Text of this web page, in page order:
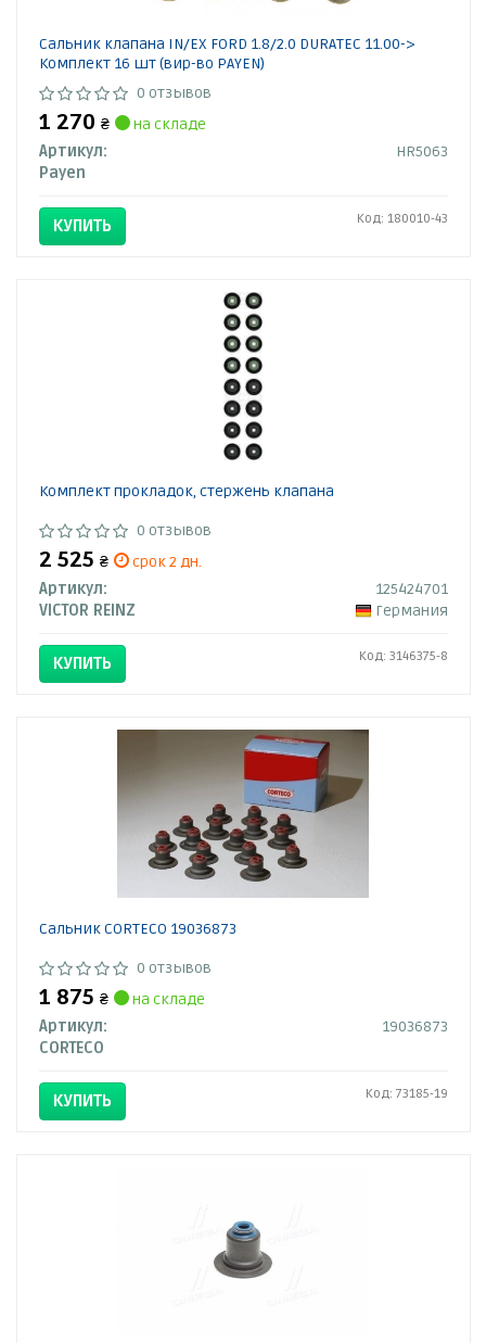
Сальник клапана IN/EX FORD 1.8/2.0 DURATEC 11.00->
Комплект 16 шт (вир-во PAYEN)
0 отзывов
1 270 ₴
на складе
Артикул:
HR5063
Payen
КУПИТЬ Код: 180010-43
Комплект прокладок, стержень клапана
0 отзывов
2 525 ₴
срок 2 дн.
Артикул:
125424701
VICTOR REINZ
Германия
КУПИТЬ Код: 3146375-8
Сальник CORTECO 19036873
0 отзывов
1 875 ₴
на складе
Артикул:
19036873
CORTECO
КУПИТЬ Код: 73185-19